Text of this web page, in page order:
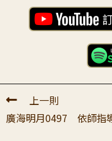
張〇〇2024-07-09
關於113/7/8學習全
法，最後覺得 師父這...
沈〇〇2024-07-10
恭敬頂禮 日常師父，
帶領弟子們深入學習
上一則
廣海明月0497 依師指